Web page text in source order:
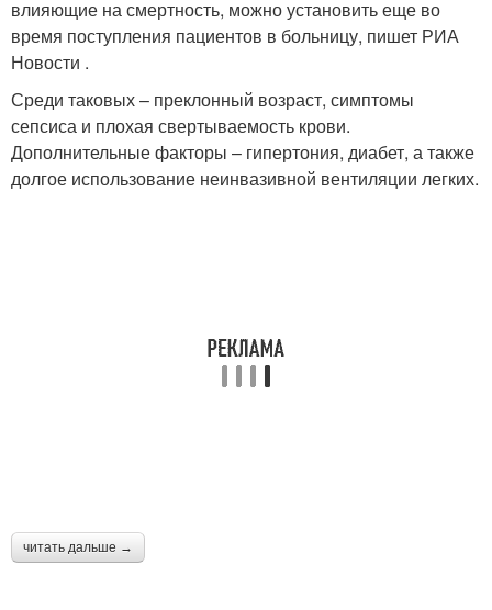
влияющие на смертность, можно установить еще во
время поступления пациентов в больницу, пишет РИА
Новости .
Среди таковых – преклонный возраст, симптомы
сепсиса и плохая свертываемость крови.
Дополнительные факторы – гипертония, диабет, а также
долгое использование неинвазивной вентиляции легких.
читать дальше →